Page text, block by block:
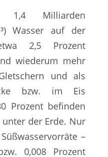
Milliarden
Wasser auf der
2,5 Prozent
wiederum mehr
und als
bzw. im Eis
Prozent befinden
der Erde. Nur
–
0,008 Prozent